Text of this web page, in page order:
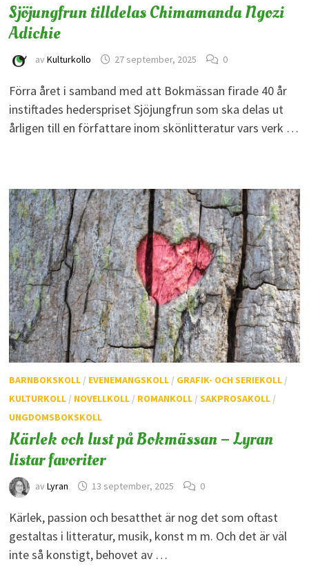
Sjöjungfrun tilldelas Chimamanda Ngozi
Adichie
av Kulturkollo 27 september, 2025 0
Förra året i samband med att Bokmässan firade 40 år
instiftades hederspriset Sjöjungfrun som ska delas ut
årligen till en författare inom skönlitteratur vars verk …
BARNBOKSKOLL/ EVENEMANGSKOLL/ GRAFIK- OCH SERIEKOLL/
KULTURKOLL/ NOVELLKOLL/ ROMANKOLL/ SAKPROSAKOLL/
UNGDOMSBOKSKOLL
Kärlek och lust på Bokmässan – Lyran
listar favoriter
av Lyran 13 september, 2025 0
Kärlek, passion och besatthet är nog det som oftast
gestaltas i litteratur, musik, konst m m. Och det är väl
inte så konstigt, behovet av …